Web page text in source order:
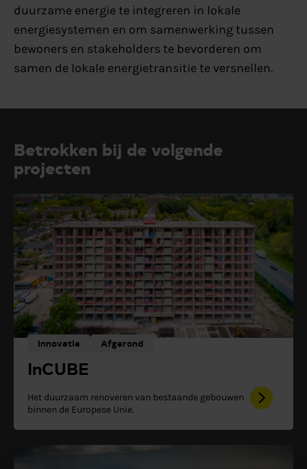
duurzame energie te integreren in lokale
energiesystemen en om samenwerking tussen
bewoners en stakeholders te bevorderen om
samen de lokale energietransitie te versnellen.
Betrokken bij de volgende
projecten
Innovatie Afgerond
InCUBE
Het duurzaam renoveren van bestaande gebouwen
binnen de Europese Unie.